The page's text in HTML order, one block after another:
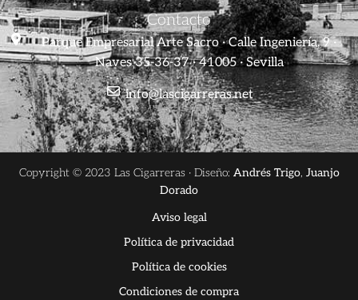
Contacto
Parque Empresarial Arte Sacro · Calle Ingeniería, 9 ·
Naves 35-36-37 · 41005 · Sevilla
info@lascigarreras.net
Copyright © 2023 Las Cigarreras · Diseño: Andrés Trigo, Juanjo
Dorado
Aviso legal
Política de privacidad
Política de cookies
Condiciones de compra